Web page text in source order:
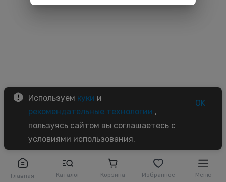
Главная Каталог Корзина Избранное Меню
Используем куки и
рекомендательные технологии ,
пользуясь сайтом вы соглашаетесь с
условиями использования.
OK